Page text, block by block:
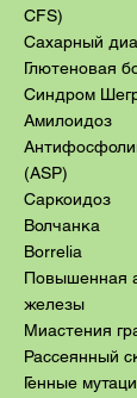
CFS)
Сахарный
Глютеновая
Синдром
Амилоидоз
(ASP)
Саркоидоз
Волчанка
Borrelia
Повышенная
железы
Миастения
Рассеянный
Генные